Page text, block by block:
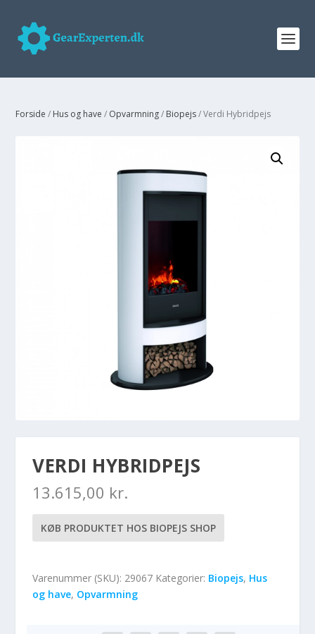
Forside / Hus og have / Opvarmning/ Biopejs/ Verdi Hybridpejs
VERDI HYBRIDPEJS
13.615,00 kr.
KØB PRODUKTET HOS BIOPEJS SHOP
Varenummer (SKU): 29067 Kategorier: Biopejs, Hus
og have, Opvarmning